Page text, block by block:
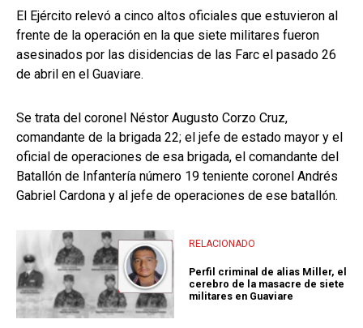
El Ejército relevó a cinco altos oficiales que estuvieron al
frente de la operación en la que siete militares fueron
asesinados por las disidencias de las Farc el pasado 26
de abril en el Guaviare.
Se trata del coronel Néstor Augusto Corzo Cruz,
comandante de la brigada 22; el jefe de estado mayor y el
oficial de operaciones de esa brigada, el comandante del
Batallón de Infantería número 19 teniente coronel Andrés
Gabriel Cardona y al jefe de operaciones de ese batallón.
RELACIONADO
Perfil criminal de alias Miller, el
cerebro de la masacre de siete
militares en Guaviare